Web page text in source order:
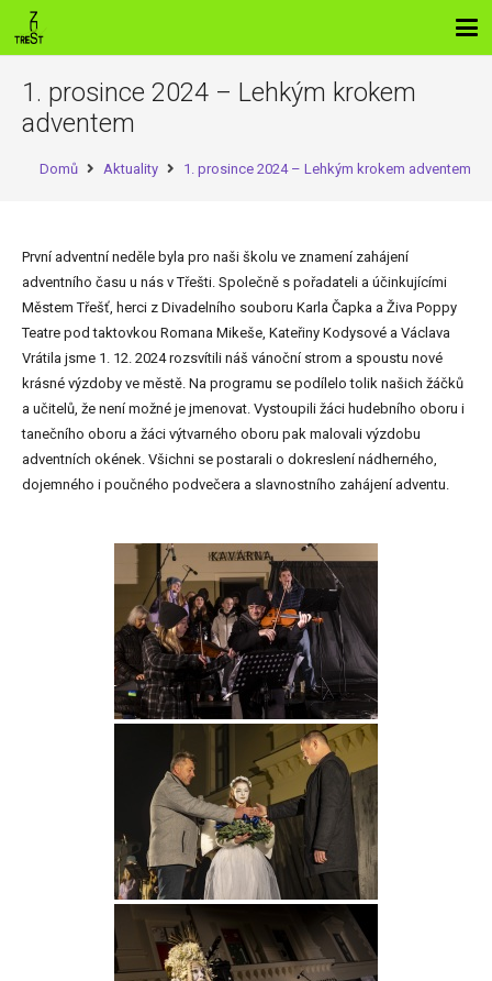
1. prosince 2024 – Lehkým krokem
adventem
Domů Aktuality 1. prosince 2024 – Lehkým krokem adventem
První adventní neděle byla pro naši školu ve znamení zahájení
adventního času u nás v Třešti. Společně s pořadateli a účinkujícími
Městem Třešť, herci z Divadelního souboru Karla Čapka a Živa Poppy
Teatre pod taktovkou Romana Mikeše, Kateřiny Kodysové a Václava
Vrátila jsme 1. 12. 2024 rozsvítili náš vánoční strom a spoustu nové
krásné výzdoby ve městě. Na programu se podílelo tolik našich žáčků
a učitelů, že není možné je jmenovat. Vystoupili žáci hudebního oboru i
tanečního oboru a žáci výtvarného oboru pak malovali výzdobu
adventních okének. Všichni se postarali o dokreslení nádherného,
dojemného i poučného podvečera a slavnostního zahájení adventu.